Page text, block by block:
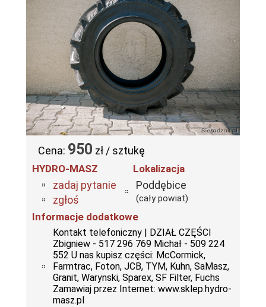
Cena: 950 zł / sztukę
HYDRO-MASZ
zadaj pytanie
zgłoś
Lokalizacja
Poddębice
(cały powiat)
Informacje dodatkowe
Kontakt telefoniczny | DZIAŁ CZĘŚCI
Zbigniew - 517 296 769 Michał - 509 224
552 U nas kupisz części: McCormick,
Farmtrac, Foton, JCB, TYM, Kuhn, SaMasz,
Granit, Warynski, Sparex, SF Filter, Fuchs
Zamawiaj przez Internet: www.sklep.hydro-
masz.pl